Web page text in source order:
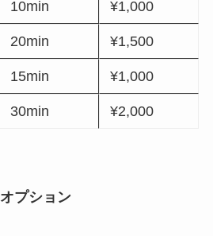
10min ¥1,000
20min ¥1,500
15min ¥1,000
30min ¥2,000
オプション